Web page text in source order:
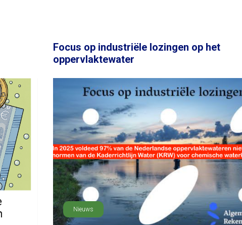
Focus op industriële lozingen op het
oppervlaktewater
Nieuws